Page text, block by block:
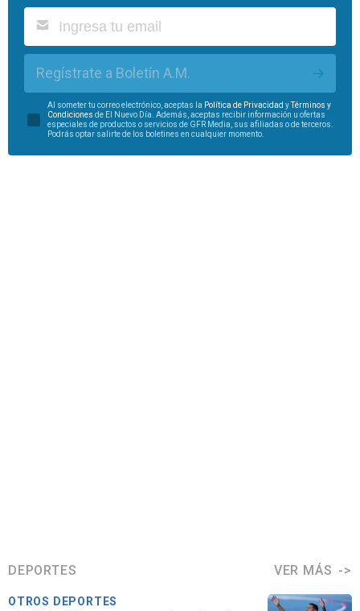
Regístrate a Boletín A.M.
Al someter tu correo electrónico, aceptas la Política de Privacidad yTérminos y
Condiciones de El Nuevo Día. Además, aceptas recibir información u ofertas
especiales de productos o servicios de GFR Media, sus afiliadas o de terceros.
Podrás optar salirte de los boletines en cualquier momento.
DEPORTES VER MÁS
OTROS DEPORTES